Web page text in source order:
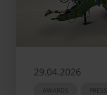
29.04.2026
AWARDS PRESS